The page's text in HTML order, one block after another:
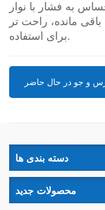
به فشار با نوار
مانده، راحت تر
برای استفاده.
و جو در حال حاضر
دسته بندی ها
محصولات جدید